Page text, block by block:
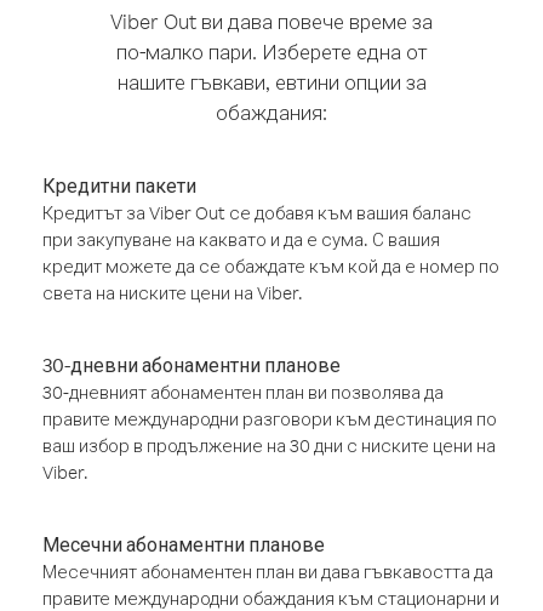
Viber Out ви дава повече време за
по-малко пари. Изберете една от
нашите гъвкави, евтини опции за
обаждания:
Кредитни пакети
Кредитът за Viber Out се добавя към вашия баланс
при закупуване на каквато и да е сума. С вашия
кредит можете да се обаждате към кой да е номер по
света на ниските цени на Viber.
30-дневни абонаментни планове
30-дневният абонаментен план ви позволява да
правите международни разговори към дестинация по
ваш избор в продължение на 30 дни с ниските цени на
Viber.
Месечни абонаментни планове
Месечният абонаментен план ви дава гъвкавостта да
правите международни обаждания към стационарни и